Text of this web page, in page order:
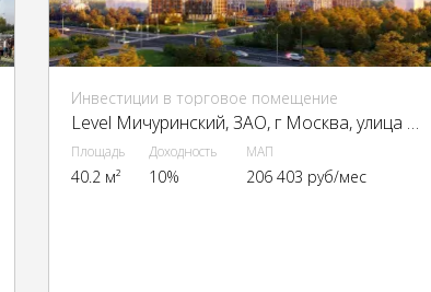
Инвестиции в торговое помещение
Level Мичуринский, ЗАО, г Москва, улица Озёрная.,вл.7
Площадь
40.2 м²
Доходность
10%
МАП
206 403 руб/мес